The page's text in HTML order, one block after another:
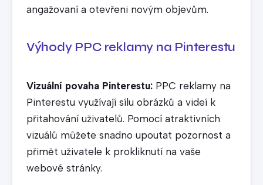
angažovaní a otevřeni novým objevům.
Výhody PPC reklamy na Pinterestu
Vizuální povaha Pinterestu:PPC reklamy na
Pinterestu využívají sílu obrázků a videí k
přitahování uživatelů. Pomocí atraktivních
vizuálů můžete snadno upoutat pozornost a
přimět uživatele k prokliknutí na vaše
webové stránky.